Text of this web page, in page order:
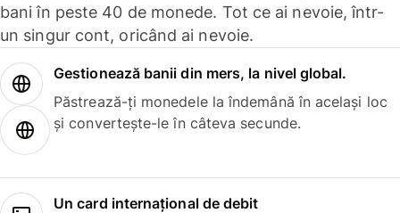
bani în peste 40 de monede. Tot ce ai nevoie, într-
un singur cont, oricând ai nevoie.
Gestionează banii din mers, la nivel global.
Păstrează-ți monedele la îndemână în același loc
și convertește-le în câteva secunde.
Un card internațional de debit